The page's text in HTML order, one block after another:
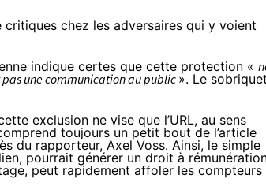
chez les adversaires qui y voient
indique certes que cette protection «
une communication au public». Le sobriquet
exclusion ne vise que l’URL, au sens
toujours un petit bout de l’article
du rapporteur, Axel Voss. Ainsi, le simple
pourrait générer un droit à
peut rapidement affoler les compteurs